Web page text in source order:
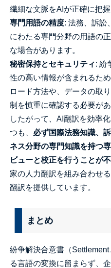
繊細な文脈をAIが正確に把
専門用語の精度: 法務、訴訟
にわたる専門分野の用語の
な場合があります。
秘密保持とセキュリティ: 紛
性の高い情報が含まれるた
ロード方法や、データの取
制を慎重に確認する必要があ
したがって、AI翻訳を効率
つも、 必ず国際法務知識、
ネス分野の専門知識を持つ
ビューと校正を行うことが
家の人力翻訳を組み合わせ
翻訳を提供しています。
まとめ
紛争解決合意書（
る言語の変換に留まらず、